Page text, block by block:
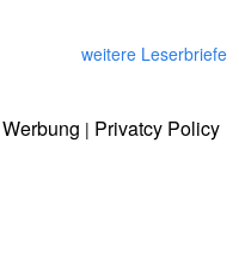
weitere Leserbriefe
Werbung | Privatcy Policy